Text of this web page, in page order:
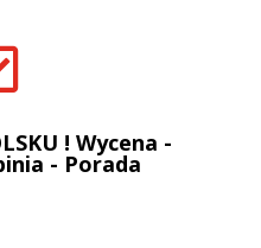
! Wycena -
- Porada